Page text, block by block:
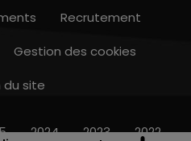
Recrutement
Gestion des cookies
du site
2024 2023 2022